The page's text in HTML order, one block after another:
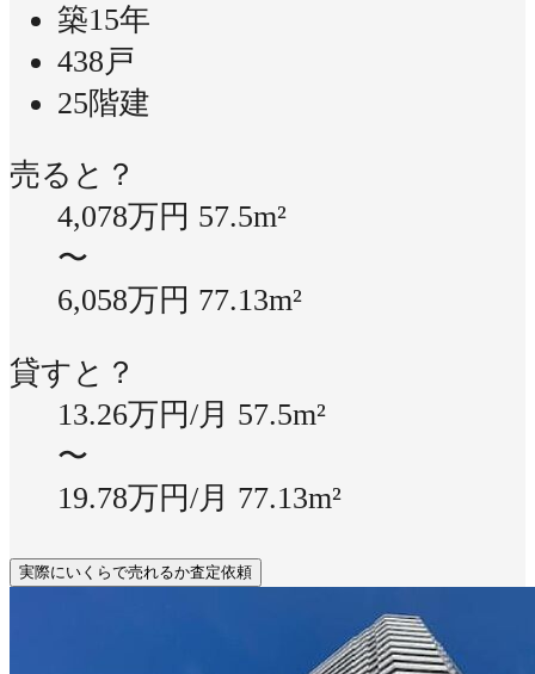
築15年
438戸
25階建
売ると？
4,078万円 57.5m²
〜
6,058万円 77.13m²
貸すと？
13.26万円/月 57.5m²
〜
19.78万円/月 77.13m²
実際にいくらで売れるか査定依頼